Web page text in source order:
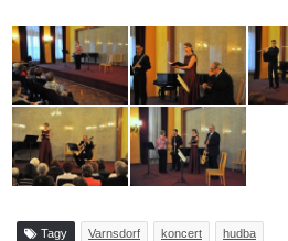
Tagy Varnsdorf koncert hudba